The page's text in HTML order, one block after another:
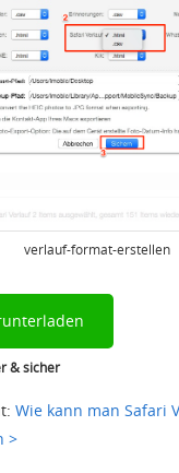
verlauf-format-erstellen
& sicher
Wie kann man Safari
>